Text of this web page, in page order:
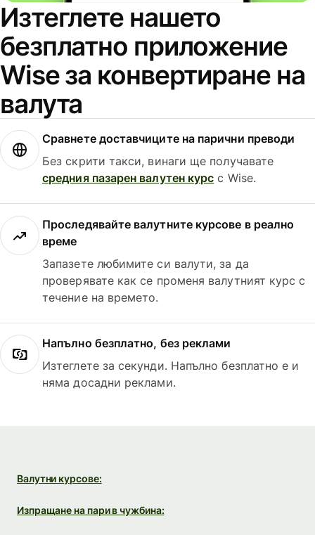
Изтеглете нашето
безплатно приложение
Wise за конвертиране на
валута
Сравнете доставчиците на парични преводи
Без скрити такси, винаги ще получавате
средния пазарен валутен курс с Wise.
Проследявайте валутните курсове в реално
време
Запазете любимите си валути, за да
проверявате как се променя валутният курс с
течение на времето.
Напълно безплатно, без реклами
Изтеглете за секунди. Напълно безплатно е и
няма досадни реклами.
Валутни курсове:
Изпращане на пари в чужбина: